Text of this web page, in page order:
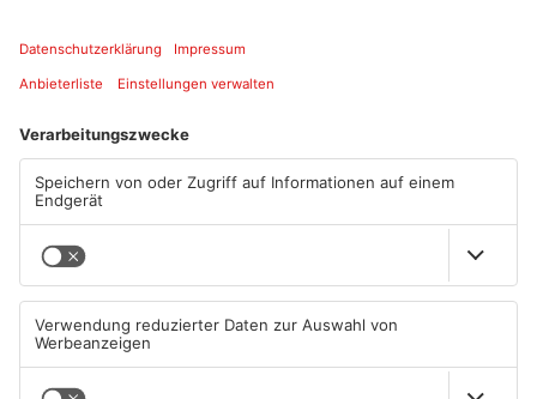
Mehr aus Main-
Kinzig-Kreis
Mann schießt in Neuberg mit
Schreckschusswaffe auf
Schwerer Unfall zwischen